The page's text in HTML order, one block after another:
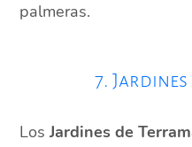
palmeras.
7.
LosJardines de